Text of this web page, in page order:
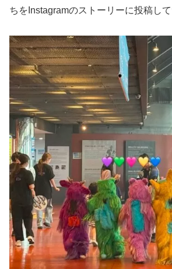
ちをInstagramのストーリーに投稿して